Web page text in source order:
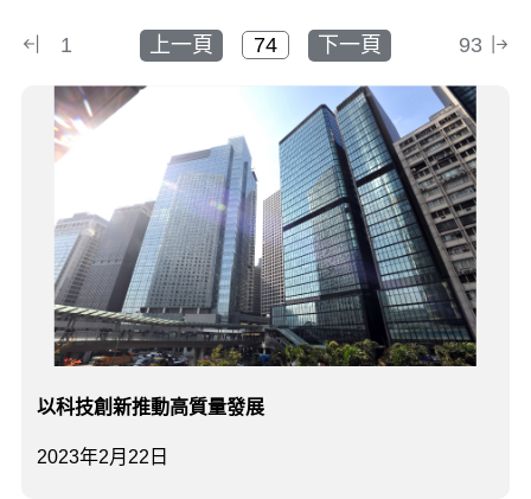
1 上一頁 下一頁 93
2023年2月22日
以科技創新推動高質量發展